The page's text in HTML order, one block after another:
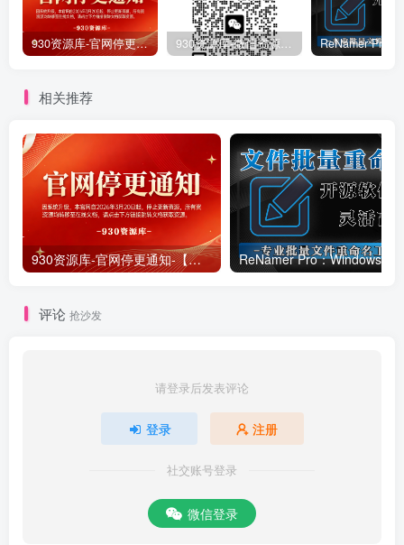
930资源库-官网停更通知-【换在线文档更新-每日更新】 930资源库-微信资源12群【限时免费】开放入群中！！！
相关推荐
930资源库-官网停更通知-【换在线文档更新-每日更新】
评论 抢沙发
请登录后发表评论
登录 注册
社交账号登录
微信登录